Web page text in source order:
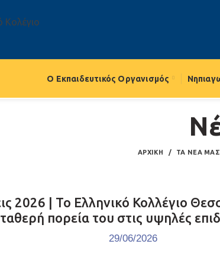
Ο Εκπαιδευτικός Οργανισμός
ΑΡΧΙΚΉ ΤΑ ΝΈΑ ΜΑΣ
2026 | Το Ελληνικό Κολλέγιο
πορεία του στις υψηλές
29/06/2026